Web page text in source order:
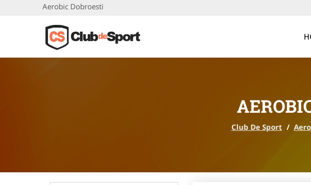
Aerobic Dobroesti
Club De Sport /